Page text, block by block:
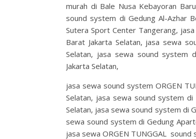
murah di Bale Nusa Kebayoran
sound system di Gedung Al-Azhar
Sutera Sport Center Tangerang,
Barat Jakarta Selatan, jasa sewa
Selatan, jasa sewa sound system
Jakarta Selatan,
jasa sewa sound system ORGEN
Selatan, jasa sewa sound system di
Selatan, jasa sewa sound system di
sewa sound system di Gedung
jasa sewa ORGEN TUNGGAL